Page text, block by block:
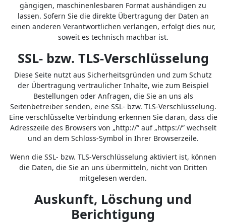
gängigen, maschinenlesbaren Format aushändigen zu
lassen. Sofern Sie die direkte Übertragung der Daten an
einen anderen Verantwortlichen verlangen, erfolgt dies nur,
soweit es technisch machbar ist.
SSL- bzw. TLS-Verschlüsselung
Diese Seite nutzt aus Sicherheitsgründen und zum Schutz
der Übertragung vertraulicher Inhalte, wie zum Beispiel
Bestellungen oder Anfragen, die Sie an uns als
Seitenbetreiber senden, eine SSL- bzw. TLS-Verschlüsselung.
Eine verschlüsselte Verbindung erkennen Sie daran, dass die
Adresszeile des Browsers von „http://” auf „https://” wechselt
und an dem Schloss-Symbol in Ihrer Browserzeile.
Wenn die SSL- bzw. TLS-Verschlüsselung aktiviert ist, können
die Daten, die Sie an uns übermitteln, nicht von Dritten
mitgelesen werden.
Auskunft, Löschung und
Berichtigung